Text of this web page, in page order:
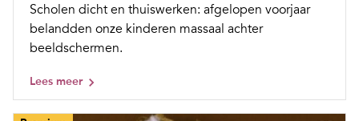
Scholen dicht en thuiswerken: afgelopen voorjaar
belandden onze kinderen massaal achter
beeldschermen.
Lees meer